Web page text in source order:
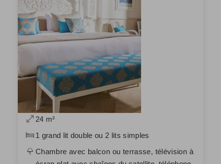
24 m²
1 grand lit double ou 2 lits simples
Chambre avec balcon ou terrasse, télévision à